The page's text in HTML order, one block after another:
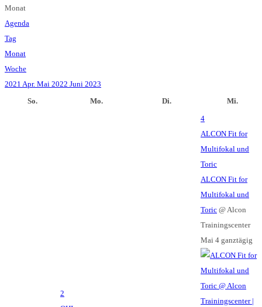
Monat
Agenda
Tag
Monat
Woche
2021 Apr. Mai 2022 Juni 2023
So.
Mo. Di. Mi.
2
4
ALCON Fit for
Multifokal und
Toric
ALCON Fit for
Multifokal und
Toric @ Alcon
Trainingscenter
Mai 4 ganztägig